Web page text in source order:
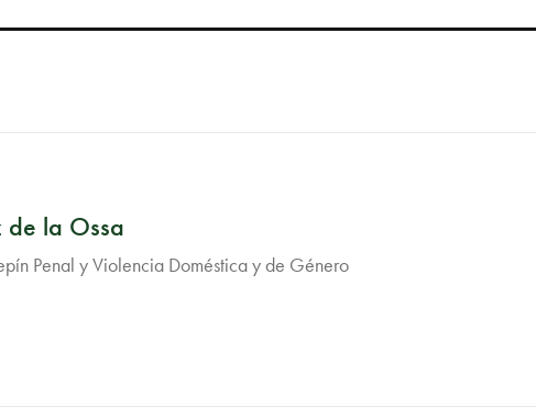
la Ossa
Penal y Violencia Doméstica y de Género